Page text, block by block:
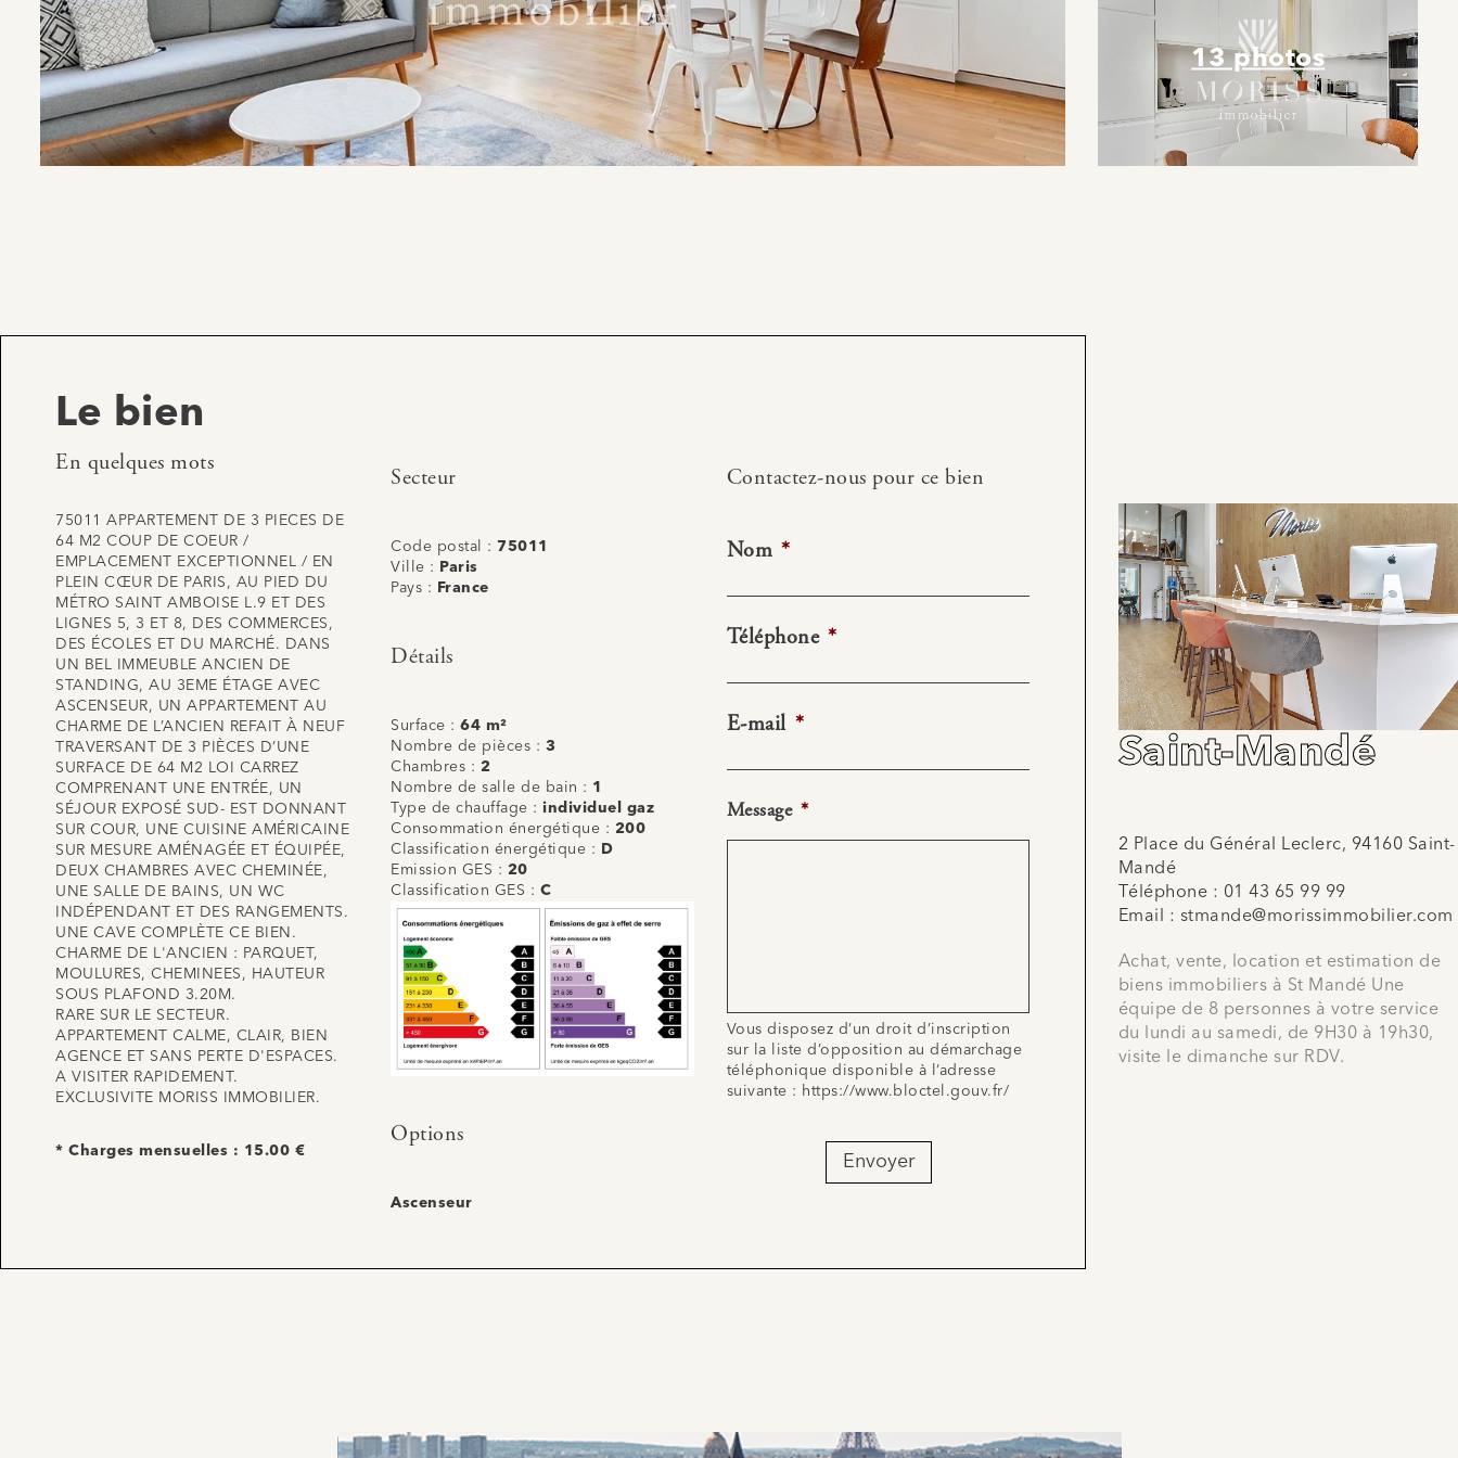
13 photos
Le bien
En quelques mots
75011 APPARTEMENT DE 3 PIECES DE
64 M2 COUP DE COEUR /
EMPLACEMENT EXCEPTIONNEL / EN
PLEIN CŒUR DE PARIS, AU PIED DU
MÉTRO SAINT AMBOISE L.9 ET DES
LIGNES 5, 3 ET 8, DES COMMERCES,
DES ÉCOLES ET DU MARCHÉ. DANS
UN BEL IMMEUBLE ANCIEN DE
STANDING, AU 3EME ÉTAGE AVEC
ASCENSEUR, UN APPARTEMENT AU
CHARME DE L’ANCIEN REFAIT À NEUF
TRAVERSANT DE 3 PIÈCES D’UNE
SURFACE DE 64 M2 LOI CARREZ
COMPRENANT UNE ENTRÉE, UN
SÉJOUR EXPOSÉ SUD- EST DONNANT
SUR COUR, UNE CUISINE AMÉRICAINE
SUR MESURE AMÉNAGÉE ET ÉQUIPÉE,
DEUX CHAMBRES AVEC CHEMINÉE,
UNE SALLE DE BAINS, UN WC
INDÉPENDANT ET DES RANGEMENTS.
UNE CAVE COMPLÈTE CE BIEN.
CHARME DE L'ANCIEN : PARQUET,
MOULURES, CHEMINEES, HAUTEUR
SOUS PLAFOND 3.20M.
RARE SUR LE SECTEUR.
APPARTEMENT CALME, CLAIR, BIEN
AGENCE ET SANS PERTE D'ESPACES.
A VISITER RAPIDEMENT.
EXCLUSIVITE MORISS IMMOBILIER.
* Charges mensuelles : 15.00 €
Secteur
Code postal : 75011
Ville :
Paris
Pays :
France
Détails
Surface :64 m²
Nombre de pièces : 3
Chambres : 2
Nombre de salle de bain : 1
Type de chauffage : individuel gaz
Consommation énergétique : 200
Classification énergétique :
D
Emission GES : 20
Classification GES : C
Options
Ascenseur
Contactez-nous pour ce bien
Nom *
Téléphone *
E-mail *
Message *
Vous disposez d’un droit d’inscription
sur la liste d’opposition au démarchage
téléphonique disponible à l’adresse
suivante : https://www.bloctel.gouv.fr/
Envoyer
Saint-Mandé
2 Place du Général Leclerc, 94160 Saint-
Mandé
Téléphone : 01 43 65 99 99
Email : stmande@morissimmobilier.com
Achat, vente, location et estimation de
biens immobiliers à St Mandé Une
équipe de 8 personnes à votre service
du lundi au samedi, de 9H30 à 19h30,
visite le dimanche sur RDV.